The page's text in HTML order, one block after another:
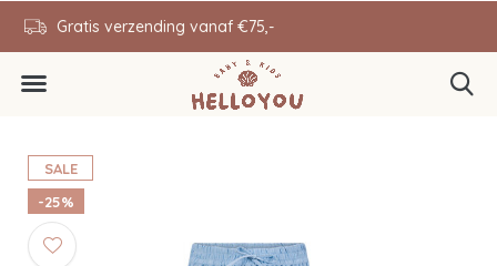
Gratis verzending vanaf €75,-
SALE
-25%